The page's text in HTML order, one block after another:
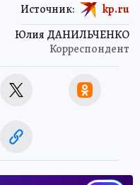
Юлия ДАНИЛЬЧЕНКО
Корреспондент
Источник: kp.ru